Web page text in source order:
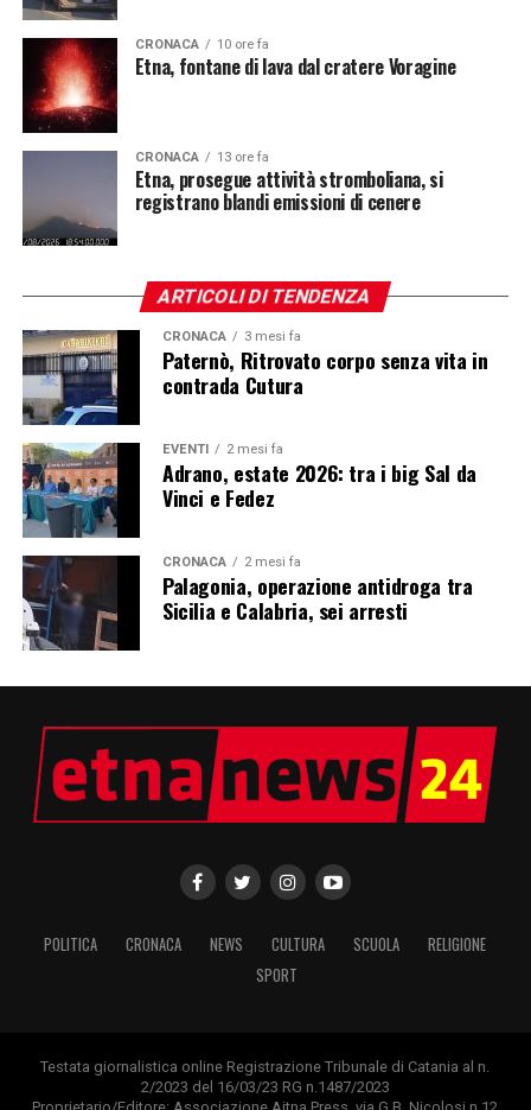
CRONACA 10 ore fa
Etna, fontane di lava dal cratere Voragine
CRONACA 13 ore fa
Etna, prosegue attività stromboliana, si
registrano blandi emissioni di cenere
ARTICOLI DI TENDENZA
CRONACA 3 mesi fa
Paternò, Ritrovato corpo senza vita in
contrada Cutura
EVENTI 2 mesi fa
Adrano, estate 2026: tra i big Sal da
Vinci e Fedez
CRONACA 2 mesi fa
Palagonia, operazione antidroga tra
Sicilia e Calabria, sei arresti
POLITICA CRONACA NEWS CULTURA SCUOLA
RELIGIONE
SPORT
Testata giornalistica online Registrazione Tribunale di Catania al n.
2/2023 del 16/03/23 RG n.1487/2023